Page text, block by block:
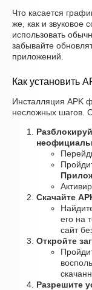
Что касается
же, как и звуковое
использовать
забывайте
приложений.
Как установить
Инсталляция APK
несложных шагов.
Скачайте
его на
сайт
Откройте
Разрешите